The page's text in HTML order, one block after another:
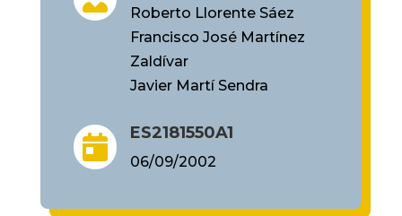
Roberto Llorente Sáez
Francisco José Martínez
Zaldívar
Javier Martí Sendra
 ES2181550A1
06/09/2002